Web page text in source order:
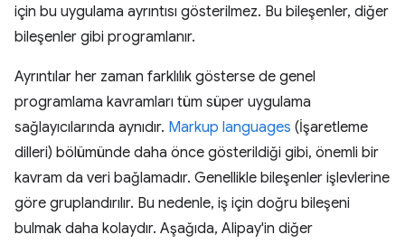
için bu uygulama ayrıntısı gösterilmez. Bu bileşenler, diğer
bileşenler gibi programlanır.
Ayrıntılar her zaman farklılık gösterse de genel
programlama kavramları tüm süper uygulama
sağlayıcılarında aynıdır. Markup languages (İşaretleme
dilleri) bölümünde daha önce gösterildiği gibi, önemli bir
kavram da veri bağlamadır. Genellikle bileşenler işlevlerine
göre gruplandırılır. Bu nedenle, iş için doğru bileşeni
bulmak daha kolaydır. Aşağıda, Alipay'in diğer